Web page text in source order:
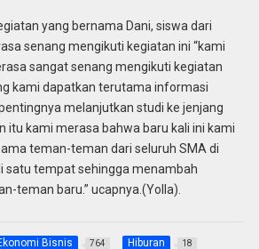
yang bernama Dani, siswa dari
senang mengikuti kegiatan ini “kami
sangat senang mengikuti kegiatan
kami dapatkan terutama informasi
melanjutkan studi ke jenjang
itu kami merasa bahwa baru kali ini kami
teman-teman dari seluruh SMA di
satu tempat sehingga menambah
teman baru.” ucapnya.(Yolla).
Bisnis 764 Hiburan 18